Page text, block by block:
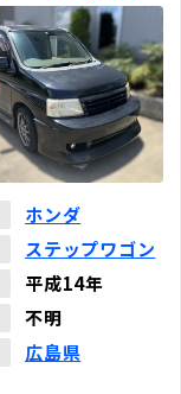
ホンダ
ステップワゴン
平成14年
不明
広島県